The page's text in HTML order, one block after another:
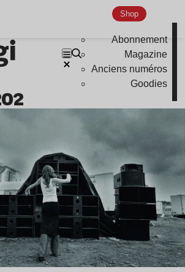
Shop
Abonnement
Magazine
Anciens numéros
Goodies